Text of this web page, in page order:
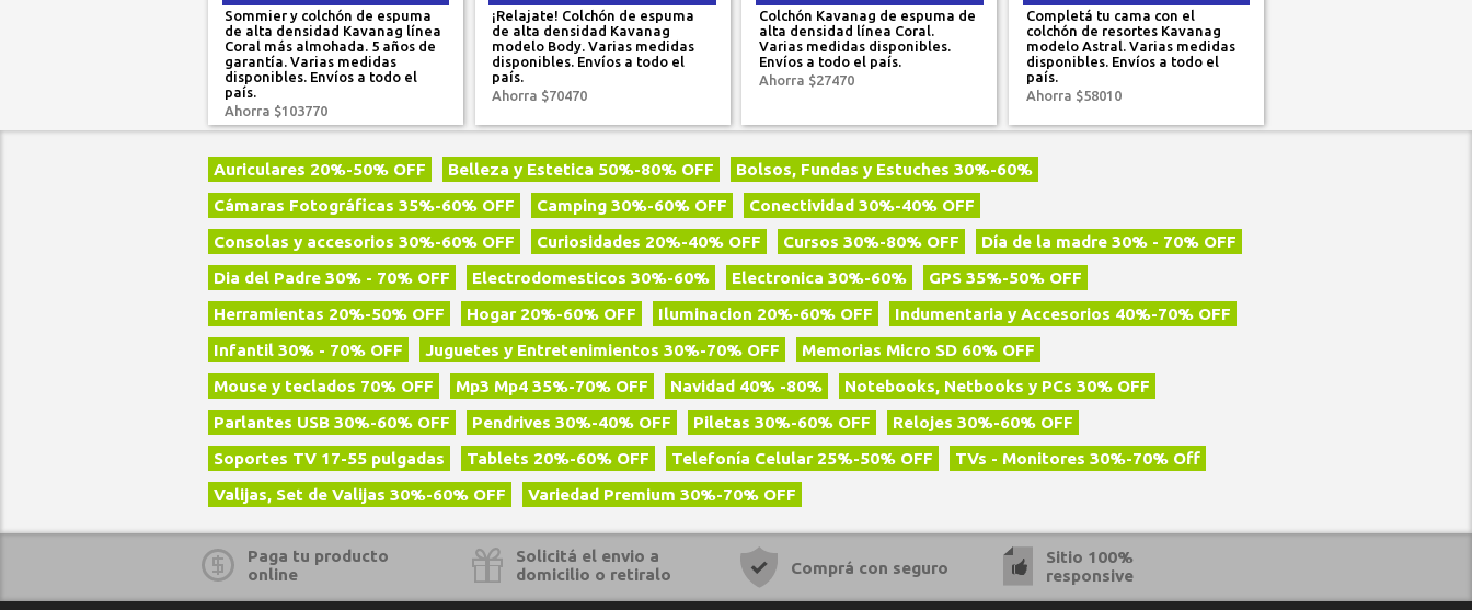
Sommier y colchón de espuma
de alta densidad Kavanag línea
Coral más almohada. 5 años de
garantía. Varias medidas
disponibles. Envíos a todo el
país.
Ahorra $103770
¡Relajate! Colchón de espuma
de alta densidad Kavanag
modelo Body. Varias medidas
disponibles. Envíos a todo el
país.
Ahorra $70470
Colchón Kavanag de espuma de
alta densidad línea Coral.
Varias medidas disponibles.
Envíos a todo el país.
Ahorra $27470
Completá tu cama con el
colchón de resortes Kavanag
modelo Astral. Varias medidas
disponibles. Envíos a todo el
país.
Ahorra $58010
Auriculares 20%-50% OFF Belleza y Estetica 50%-80% OFF
Bolsos, Fundas y Estuches 30%-60%
Cámaras Fotográficas 35%-60% OFF
Camping 30%-60% OFF
Conectividad 30%-40% OFF
Consolas y accesorios 30%-60% OFF
Curiosidades 20%-40% OFF Cursos 30%-80% OFF
Día de la madre 30% - 70% OFF
Dia del Padre 30% - 70% OFF
Electrodomesticos 30%-60% Electronica 30%-60%
GPS 35%-50% OFF
Herramientas 20%-50% OFF
Hogar 20%-60% OFF Iluminacion 20%-60% OFF
Indumentaria y Accesorios 40%-70% OFF
Infantil 30% - 70% OFF
Juguetes y Entretenimientos 30%-70% OFF
Memorias Micro SD 60% OFF
Mouse y teclados 70% OFF
Mp3 Mp4 35%-70% OFF Navidad 40% -80%
Notebooks, Netbooks y PCs 30% OFF
Parlantes USB 30%-60% OFF
Pendrives 30%-40% OFF Piletas 30%-60% OFF
Relojes 30%-60% OFF
Soportes TV 17-55 pulgadas
Tablets 20%-60% OFF Telefoní­a Celular 25%-50% OFF
TVs - Monitores 30%-70% Off
Valijas, Set de Valijas 30%-60% OFF
Variedad Premium 30%-70% OFF
Paga tu producto
online
Solicitá el envio a
domicilio o retiralo
Comprá con seguro
Sitio 100%
responsive